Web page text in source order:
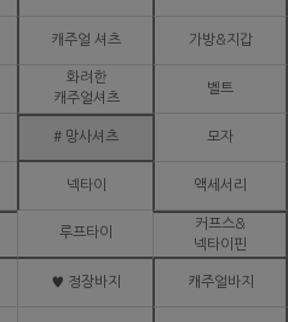
캐주얼 셔츠 가방&지갑
화려한
캐주얼셔츠
벨트
# 망사셔츠 모자
넥타이 액세서리
루프타이
커프스&
넥타이핀
♥ 정장바지 캐주얼바지